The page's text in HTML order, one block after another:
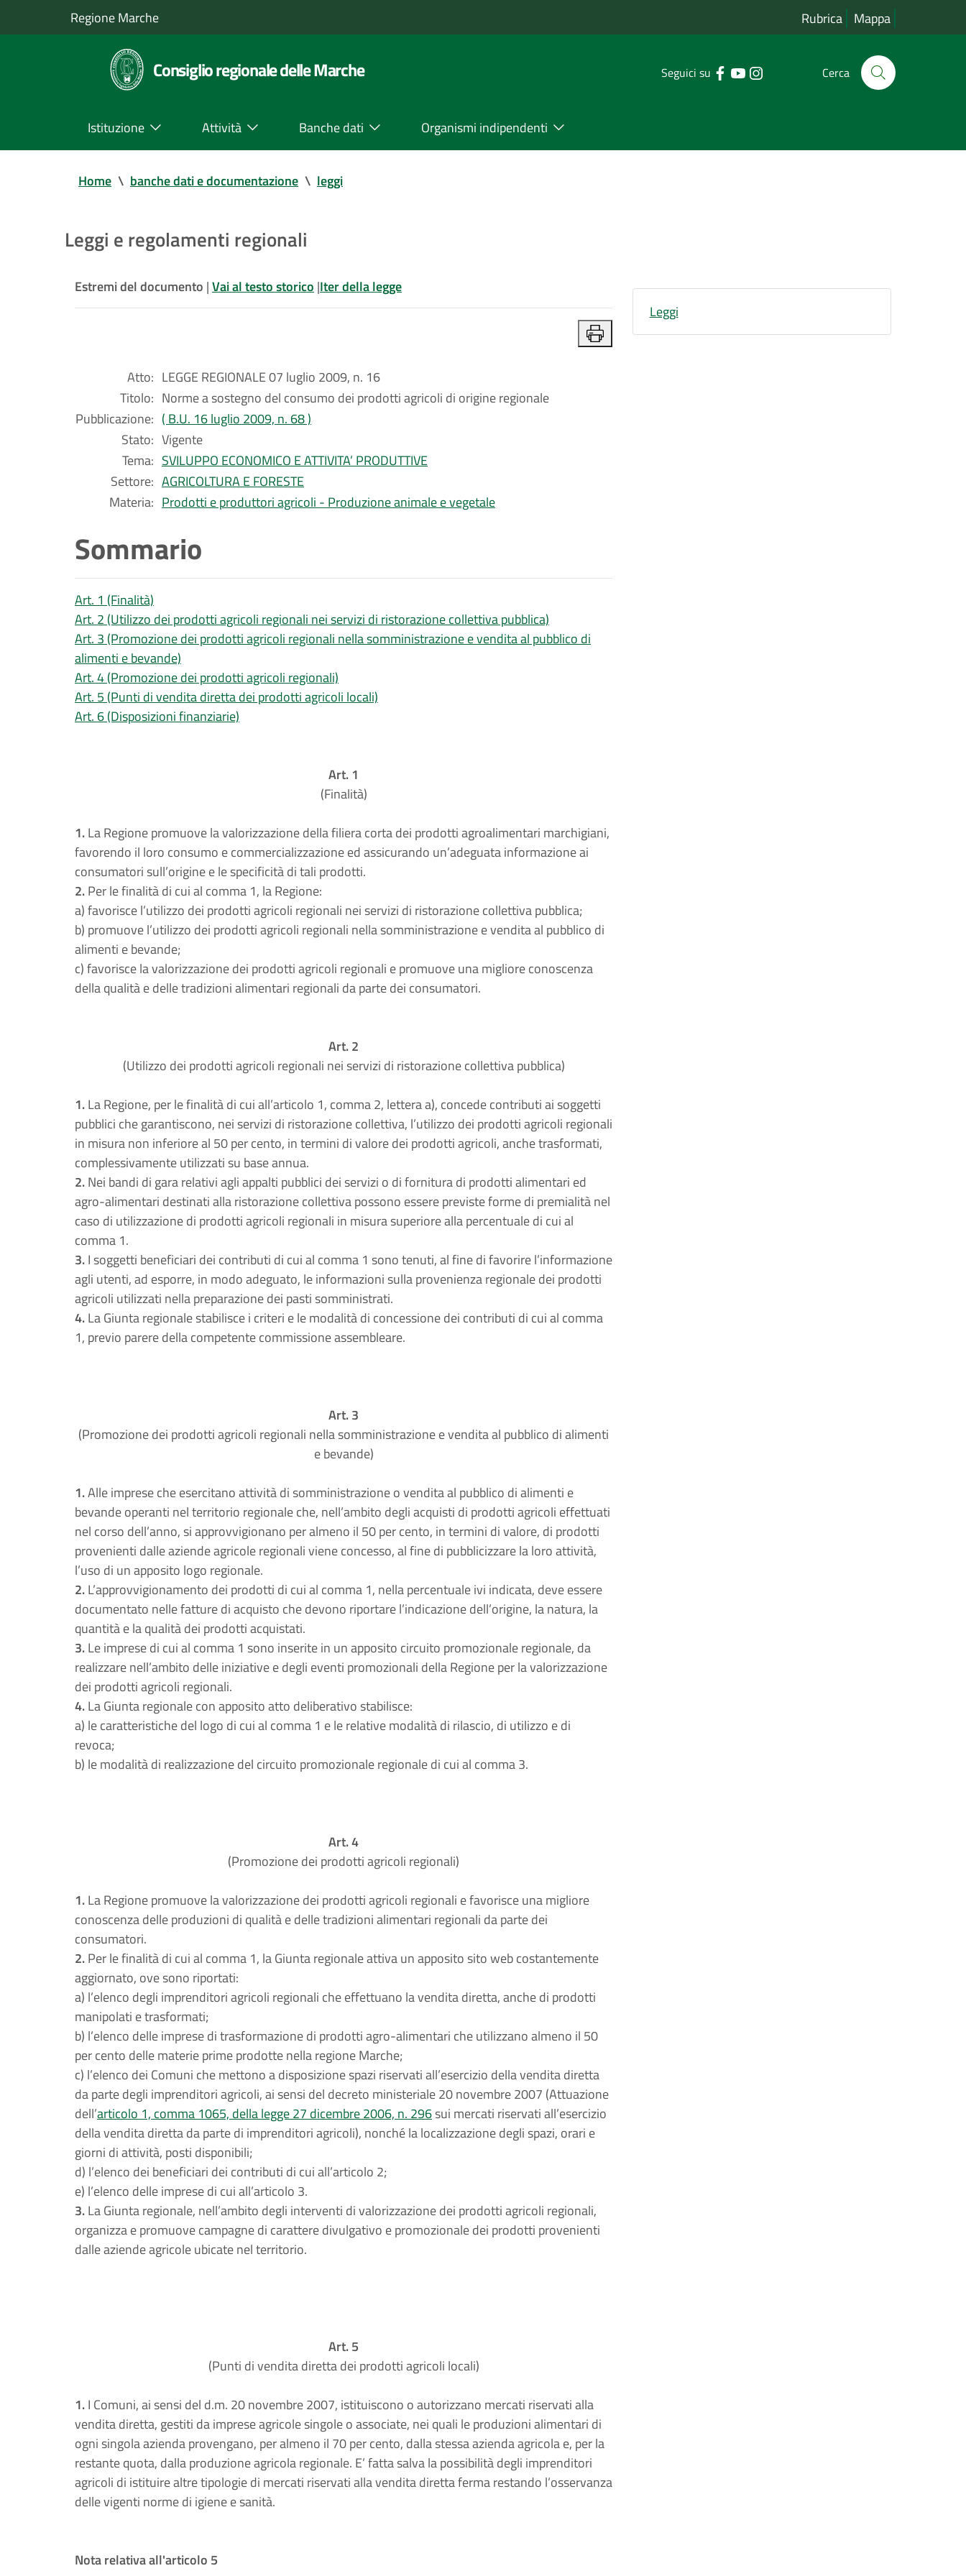
Regione Marche Rubrica Mappa
Consiglio regionale delle Marche Seguici su Cerca
Istituzione Attività Banche dati Organismi indipendenti
Home \ banche dati e documentazione \ leggi
Leggi e regolamenti regionali
Estremi del documento |Vai al testo storico |Iter della legge
Atto: LEGGE REGIONALE 07 luglio 2009, n. 16
Titolo: Norme a sostegno del consumo dei prodotti agricoli di origine regionale
Pubblicazione: ( B.U. 16 luglio 2009, n. 68 )
Stato: Vigente
Tema: SVILUPPO ECONOMICO E ATTIVITA’ PRODUTTIVE
Settore: AGRICOLTURA E FORESTE
Materia: Prodotti e produttori agricoli - Produzione animale e vegetale
Sommario
Art. 1 (Finalità)
Art. 2 (Utilizzo dei prodotti agricoli regionali nei servizi di ristorazione collettiva pubblica)
Art. 3 (Promozione dei prodotti agricoli regionali nella somministrazione e vendita al pubblico di
alimenti e bevande)
Art. 4 (Promozione dei prodotti agricoli regionali)
Art. 5 (Punti di vendita diretta dei prodotti agricoli locali)
Art. 6 (Disposizioni finanziarie)
Art. 1
(Finalità)
1.La Regione promuove la valorizzazione della filiera corta dei prodotti agroalimentari marchigiani,
favorendo il loro consumo e commercializzazione ed assicurando un’adeguata informazione ai
consumatori sull’origine e le specificità di tali prodotti.
2.Per le finalità di cui al comma 1, la Regione:
a) favorisce l’utilizzo dei prodotti agricoli regionali nei servizi di ristorazione collettiva pubblica;
b) promuove l’utilizzo dei prodotti agricoli regionali nella somministrazione e vendita al pubblico di
alimenti e bevande;
c) favorisce la valorizzazione dei prodotti agricoli regionali e promuove una migliore conoscenza
della qualità e delle tradizioni alimentari regionali da parte dei consumatori.
Art. 2
(Utilizzo dei prodotti agricoli regionali nei servizi di ristorazione collettiva pubblica)
1.La Regione, per le finalità di cui all’articolo 1, comma 2, lettera a), concede contributi ai soggetti
pubblici che garantiscono, nei servizi di ristorazione collettiva, l’utilizzo dei prodotti agricoli regionali
in misura non inferiore al 50 per cento, in termini di valore dei prodotti agricoli, anche trasformati,
complessivamente utilizzati su base annua.
2.Nei bandi di gara relativi agli appalti pubblici dei servizi o di fornitura di prodotti alimentari ed
agro-alimentari destinati alla ristorazione collettiva possono essere previste forme di premialità nel
caso di utilizzazione di prodotti agricoli regionali in misura superiore alla percentuale di cui al
comma 1.
3.I soggetti beneficiari dei contributi di cui al comma 1 sono tenuti, al fine di favorire l’informazione
agli utenti, ad esporre, in modo adeguato, le informazioni sulla provenienza regionale dei prodotti
agricoli utilizzati nella preparazione dei pasti somministrati.
4.La Giunta regionale stabilisce i criteri e le modalità di concessione dei contributi di cui al comma
1, previo parere della competente commissione assembleare.
Art. 3
(Promozione dei prodotti agricoli regionali nella somministrazione e vendita al pubblico di alimenti
e bevande)
1.Alle imprese che esercitano attività di somministrazione o vendita al pubblico di alimenti e
bevande operanti nel territorio regionale che, nell’ambito degli acquisti di prodotti agricoli effettuati
nel corso dell’anno, si approvvigionano per almeno il 50 per cento, in termini di valore, di prodotti
provenienti dalle aziende agricole regionali viene concesso, al fine di pubblicizzare la loro attività,
l’uso di un apposito logo regionale.
2.L’approvvigionamento dei prodotti di cui al comma 1, nella percentuale ivi indicata, deve essere
documentato nelle fatture di acquisto che devono riportare l’indicazione dell’origine, la natura, la
quantità e la qualità dei prodotti acquistati.
3.Le imprese di cui al comma 1 sono inserite in un apposito circuito promozionale regionale, da
realizzare nell’ambito delle iniziative e degli eventi promozionali della Regione per la valorizzazione
dei prodotti agricoli regionali.
4.La Giunta regionale con apposito atto deliberativo stabilisce:
a) le caratteristiche del logo di cui al comma 1 e le relative modalità di rilascio, di utilizzo e di
revoca;
b) le modalità di realizzazione del circuito promozionale regionale di cui al comma 3.
Art. 4
(Promozione dei prodotti agricoli regionali)
1.La Regione promuove la valorizzazione dei prodotti agricoli regionali e favorisce una migliore
conoscenza delle produzioni di qualità e delle tradizioni alimentari regionali da parte dei
consumatori.
2.Per le finalità di cui al comma 1, la Giunta regionale attiva un apposito sito web costantemente
aggiornato, ove sono riportati:
a) l’elenco degli imprenditori agricoli regionali che effettuano la vendita diretta, anche di prodotti
manipolati e trasformati;
b) l’elenco delle imprese di trasformazione di prodotti agro-alimentari che utilizzano almeno il 50
per cento delle materie prime prodotte nella regione Marche;
c) l’elenco dei Comuni che mettono a disposizione spazi riservati all’esercizio della vendita diretta
da parte degli imprenditori agricoli, ai sensi del decreto ministeriale 20 novembre 2007 (Attuazione
dell’articolo 1, comma 1065, della legge 27 dicembre 2006, n. 296sui mercati riservati all’esercizio
della vendita diretta da parte di imprenditori agricoli), nonché la localizzazione degli spazi, orari e
giorni di attività, posti disponibili;
d) l’elenco dei beneficiari dei contributi di cui all’articolo 2;
e) l’elenco delle imprese di cui all’articolo 3.
3.La Giunta regionale, nell’ambito degli interventi di valorizzazione dei prodotti agricoli regionali,
organizza e promuove campagne di carattere divulgativo e promozionale dei prodotti provenienti
dalle aziende agricole ubicate nel territorio.
Art. 5
(Punti di vendita diretta dei prodotti agricoli locali)
1.I Comuni, ai sensi del d.m. 20 novembre 2007, istituiscono o autorizzano mercati riservati alla
vendita diretta, gestiti da imprese agricole singole o associate, nei quali le produzioni alimentari di
ogni singola azienda provengano, per almeno il 70 per cento, dalla stessa azienda agricola e, per la
restante quota, dalla produzione agricola regionale. E’ fatta salva la possibilità degli imprenditori
agricoli di istituire altre tipologie di mercati riservati alla vendita diretta ferma restando l’osservanza
delle vigenti norme di igiene e sanità.
Nota relativa all'articolo 5
Leggi